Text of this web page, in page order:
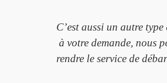
C’est aussi un autre
à votre demande, nous
rendre le service de